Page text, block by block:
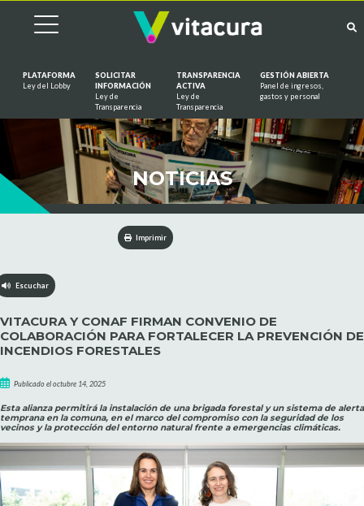
PLATAFORMA
Ley del Lobby
SOLICITAR
INFORMACIÓN
Ley de
Transparencia
TRANSPARENCIA
ACTIVA
Ley de
Transparencia
GESTIÓN ABIERTA
Panel de ingresos,
gastos y personal
NOTICIAS
Imprimir
Escuchar
VITACURA Y CONAF FIRMAN CONVENIO DE
COLABORACIÓN PARA FORTALECER LA PREVENCIÓN DE
INCENDIOS FORESTALES
Publicado el octubre 14, 2025
Esta alianza permitirá la instalación de una brigada forestal y un sistema de alerta
temprana en la comuna, en el marco del compromiso con la seguridad de los
vecinos y la protección del entorno natural frente a emergencias climáticas.